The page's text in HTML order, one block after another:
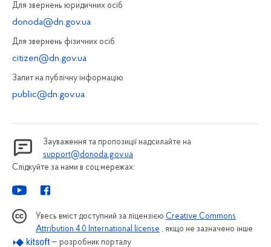
Для звернень юридичних осiб
donoda@dn.gov.ua
Для звернень фізичних осiб
citizen@dn.gov.ua
Запит на публiчну інформацiю
public@dn.gov.ua
Зауваження та пропозиції надсилайте на
support@donoda.gov.ua
Слідкуйте за нами в соц.мережах:
Увесь вміст доступний за ліцензією Creative Commons
Attribution 4.0 International license , якщо не зазначено інше
— розробник порталу